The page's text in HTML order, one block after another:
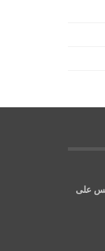
على